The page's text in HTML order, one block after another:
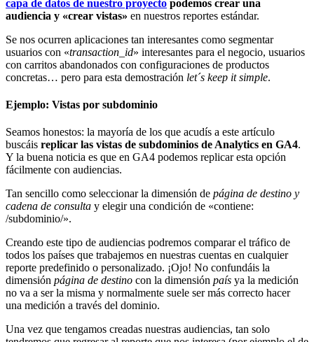
capa de datos de nuestro proyecto podemos crear una
audiencia y «crear vistas» en nuestros reportes estándar.
Se nos ocurren aplicaciones tan interesantes como segmentar
usuarios con «transaction_id» interesantes para el negocio, usuarios
con carritos abandonados con configuraciones de productos
concretas… pero para esta demostración let´s keep it simple.
Ejemplo: Vistas por subdominio
Seamos honestos: la mayoría de los que acudís a este artículo
buscáis replicar las vistas de subdominios de Analytics en GA4.
Y la buena noticia es que en GA4 podemos replicar esta opción
fácilmente con audiencias.
Tan sencillo como seleccionar la dimensión de página de destino y
cadena de consulta y elegir una condición de «contiene:
/subdominio/».
Creando este tipo de audiencias podremos comparar el tráfico de
todos los países que trabajemos en nuestras cuentas en cualquier
reporte predefinido o personalizado. ¡Ojo! No confundáis la
dimensión página de destino con la dimensión país ya la medición
no va a ser la misma y normalmente suele ser más correcto hacer
una medición a través del dominio.
Una vez que tengamos creadas nuestras audiencias, tan solo